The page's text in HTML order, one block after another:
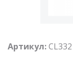
Артикул: